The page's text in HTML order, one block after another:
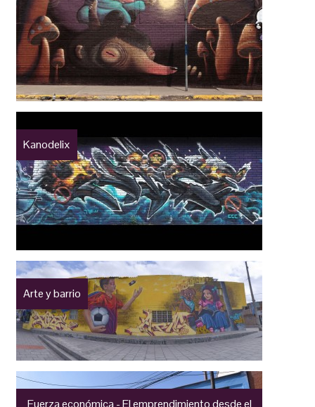
Kanodelix
Arte y barrio
Fuerza económica - El emprendimiento desde el